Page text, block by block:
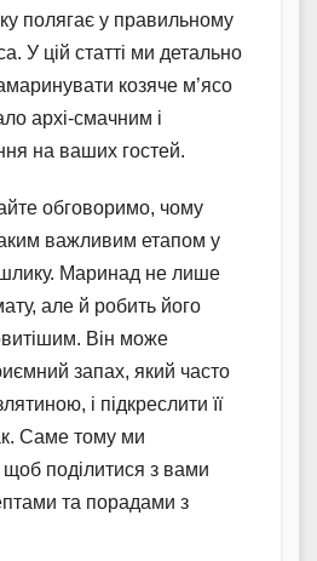
полягає у правильному
У цій статті ми детально
козяче м’ясо
архі-смачним і
на ваших гостей.
обговоримо, чому
важливим етапом у
Маринад не лише
але й робить його
Він може
запах, який часто
і підкреслити її
Саме тому ми
щоб поділитися з вами
та порадами з